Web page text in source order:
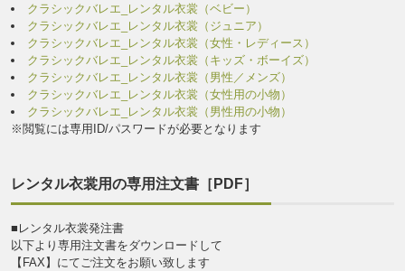
クラシックバレエ_レンタル衣裳（ベビー）
クラシックバレエ_レンタル衣裳（ジュニア）
クラシックバレエ_レンタル衣裳（女性・レディース）
クラシックバレエ_レンタル衣裳（キッズ・ボーイズ）
クラシックバレエ_レンタル衣裳（男性／メンズ）
クラシックバレエ_レンタル衣裳（女性用の小物）
クラシックバレエ_レンタル衣裳（男性用の小物）
※閲覧には専用ID/パスワードが必要となります
レンタル衣裳用の専用注文書［PDF］
■レンタル衣裳発注書
以下より専用注文書をダウンロードして
【FAX】にてご注文をお願い致します